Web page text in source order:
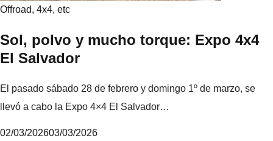
Offroad, 4x4, etc
Sol, polvo y mucho torque: Expo 4x4
El Salvador
El pasado sábado 28 de febrero y domingo 1º de marzo, se
llevó a cabo la Expo 4×4 El Salvador…
02/03/202603/03/2026